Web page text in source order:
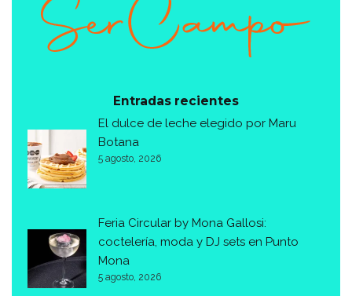
Entradas recientes
El dulce de leche elegido por Maru
Botana
5 agosto, 2026
Feria Circular by Mona Gallosi:
coctelería, moda y DJ sets en Punto
Mona
5 agosto, 2026